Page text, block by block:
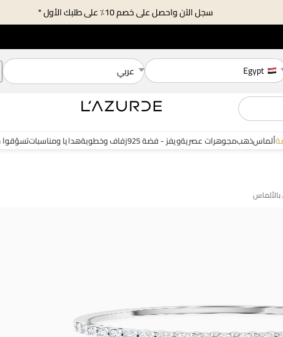
سجل الآن واحصل على خصم 10٪ على طلبك الأول *
Egypt عربي
ألماسذهبمجوهرات عصريةويفز - فضة 925 زفاف وخطوبةهدايا ومناسبات